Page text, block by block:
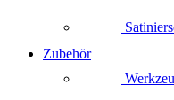
Zubehör